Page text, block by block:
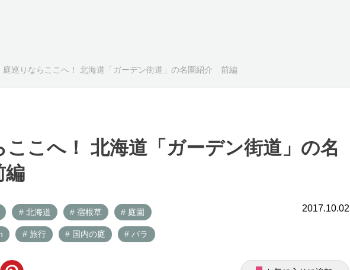
庭巡りならここへ！ 北海道「ガーデン街道」の名園紹介 前編
ここへ！ 北海道「ガーデン街道」の名
# 北海道 # 宿根草 # 庭園
# 旅行 # 国内の庭 # バラ
2017.10.02